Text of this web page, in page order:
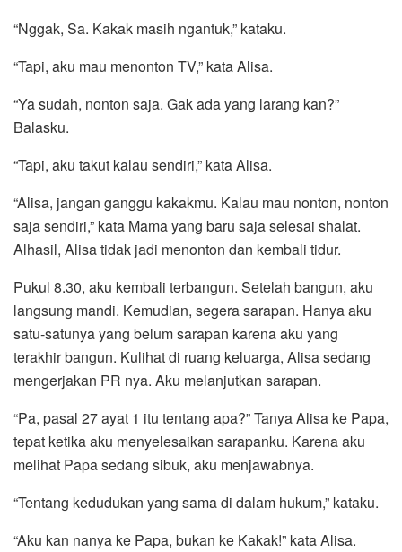
“Nggak, Sa. Kakak masih ngantuk,” kataku.
“Tapi, aku mau menonton TV,” kata Alisa.
“Ya sudah, nonton saja. Gak ada yang larang kan?”
Balasku.
“Tapi, aku takut kalau sendiri,” kata Alisa.
“Alisa, jangan ganggu kakakmu. Kalau mau nonton, nonton
saja sendiri,” kata Mama yang baru saja selesai shalat.
Alhasil, Alisa tidak jadi menonton dan kembali tidur.
Pukul 8.30, aku kembali terbangun. Setelah bangun, aku
langsung mandi. Kemudian, segera sarapan. Hanya aku
satu-satunya yang belum sarapan karena aku yang
terakhir bangun. Kulihat di ruang keluarga, Alisa sedang
mengerjakan PR nya. Aku melanjutkan sarapan.
“Pa, pasal 27 ayat 1 itu tentang apa?” Tanya Alisa ke Papa,
tepat ketika aku menyelesaikan sarapanku. Karena aku
melihat Papa sedang sibuk, aku menjawabnya.
“Tentang kedudukan yang sama di dalam hukum,” kataku.
“Aku kan nanya ke Papa, bukan ke Kakak!” kata Alisa.